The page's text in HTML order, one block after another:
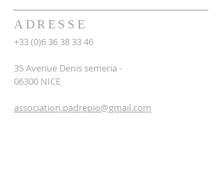
ADRESSE
+33 (0)6 36 38 33 46
35 Avenue Denis semeria -
06300 NICE
association.padrepio@gmail.com